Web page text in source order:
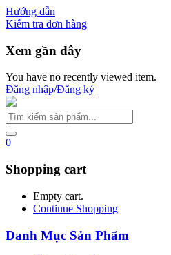
Hướng dẫn
Kiểm tra đơn hàng
Xem gần đây
You have no recently viewed item.
Đăng nhập/Đăng ký
0
Shopping cart
Empty cart.
Continue Shopping
Danh Mục Sản Phẩm